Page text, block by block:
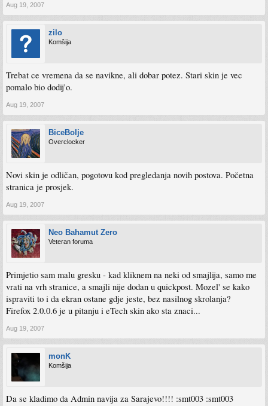
Aug 19, 2007
zilo
Komšija
Trebat ce vremena da se navikne, ali dobar potez. Stari skin je vec
pomalo bio dodij'o.
Aug 19, 2007
BiceBolje
Overclocker
Novi skin je odličan, pogotovu kod pregledanja novih postova. Početna
stranica je prosjek.
Aug 19, 2007
Neo Bahamut Zero
Veteran foruma
Primjetio sam malu gresku - kad kliknem na neki od smajlija, samo me
vrati na vrh stranice, a smajli nije dodan u quickpost. Mozel' se kako
ispraviti to i da ekran ostane gdje jeste, bez nasilnog skrolanja?
Firefox 2.0.0.6 je u pitanju i eTech skin ako sta znaci...
Aug 19, 2007
monK
Komšija
Da se kladimo da Admin navija za Sarajevo!!!! :smt003 :smt003